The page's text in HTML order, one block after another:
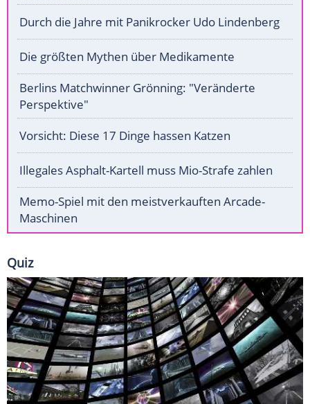
Durch die Jahre mit Panikrocker Udo Lindenberg
Die größten Mythen über Medikamente
Berlins Matchwinner Grönning: "Veränderte
Perspektive"
Vorsicht: Diese 17 Dinge hassen Katzen
Illegales Asphalt-Kartell muss Mio-Strafe zahlen
Memo-Spiel mit den meistverkauften Arcade-
Maschinen
Quiz